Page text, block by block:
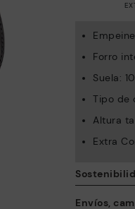
Forro
Suela:
Tipo de
Altura
Extra
Envíos,Con